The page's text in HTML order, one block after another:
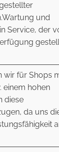
und
Service, der
wir für Shops
einem hohen
diese
da uns